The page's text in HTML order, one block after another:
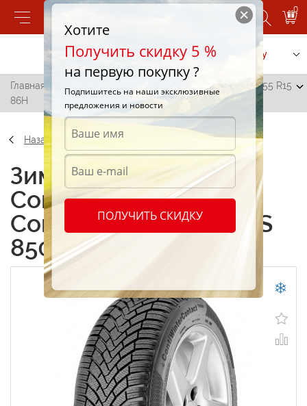
0
Позвонить Заказать услугу
Главная /
Continental ContiWinterContact TS 850 185/55 R15
86H
Назад
Зимние шины
Continental
ContiWinterContact TS
850 185/55 R15 86H
Хотите
Получить скидку 5 %
на первую покупку ?
Подпишитесь на наши эксклюзивные
предложения и новости
ПОЛУЧИТЬ СКИДКУ